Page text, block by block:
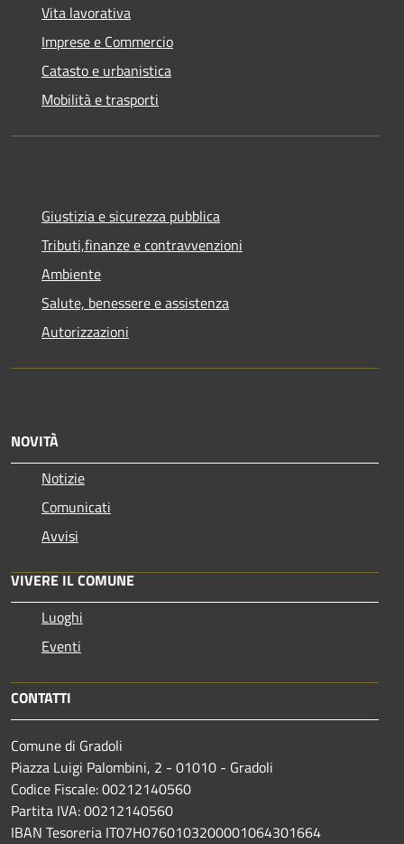
Vita lavorativa
Imprese e Commercio
Catasto e urbanistica
Mobilità e trasporti
Giustizia e sicurezza pubblica
Tributi,finanze e contravvenzioni
Ambiente
Salute, benessere e assistenza
Autorizzazioni
NOVITÀ
Notizie
Comunicati
Avvisi
VIVERE IL COMUNE
Luoghi
Eventi
CONTATTI
Comune di Gradoli
Piazza Luigi Palombini, 2 - 01010 - Gradoli
Codice Fiscale: 00212140560
Partita IVA: 00212140560
IBAN Tesoreria IT07H0760103200001064301664